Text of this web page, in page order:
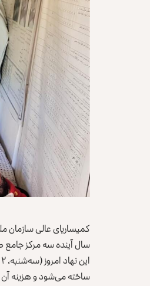
کمیساریای عالی سازمان
سال آینده سه مرکز جامع
این نهاد امروز (سه‌شنبه، ۲ جدی) با نشر
ساخته می‌شود و هزینه